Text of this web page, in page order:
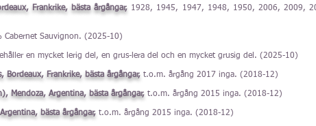
Frankrike, bästa årgångar, 1928, 1945, 1947, 1948, 1950, 2006, 2009,
Cabernet Sauvignon. (2025-10)
en mycket lerig del, en grus-lera del och en mycket grusig del. (2025-10)
Frankrike, bästa årgångar, t.o.m. årgång 2017 inga. (2018-12)
Mendoza, Argentina, bästa årgångar, t.o.m. årgång 2015 inga. (2018-12)
bästa årgångar, t.o.m. årgång 2015 inga. (2018-12)